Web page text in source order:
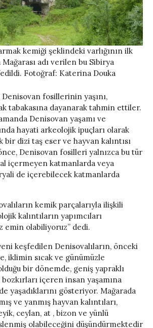
kemiği şeklindeki varlığının ilk
adı verilen bu Sibirya
Fotoğraf: Katerina Douka
Denisovan fosillerinin yaşını,
tabakasına dayanarak tahmin ettiler.
Denisovan yaşamı ve
hayati arkeolojik ipuçları olarak
dizi taş eser ve hayvan kalıntısı
Denisovan fosilleri yalnızca bu tür
içermeyen katmanlarda veya
de içerebilecek katmanlarda
kemik parçalarıyla ilişkili
kalıntıların yapımcıları
emin olabiliyoruz” dedi.
keşfedilen Denisovalıların, önceki
iklimin sıcak ve günümüzle
bir dönemde, geniş yapraklı
içeren insan yaşamına
yaşadıklarını gösteriyor. Mağarada
ve yanmış hayvan kalıntıları,
ceylan, at , bizon ve yünlü
olabileceğini düşündürmektedir